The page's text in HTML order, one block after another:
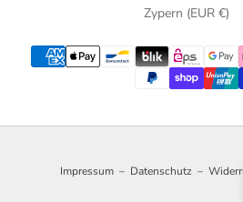
Zypern (EUR €)
Impressum – Datenschutz –